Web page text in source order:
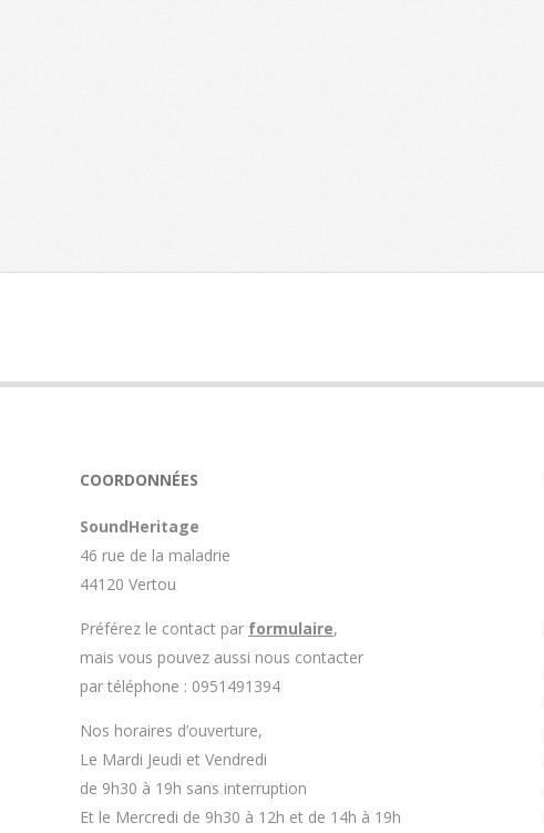
COORDONNÉES
SoundHeritage
46 rue de la maladrie
44120 Vertou
Préférez le contact par formulaire,
mais vous pouvez aussi nous contacter
par téléphone : 0951491394
Nos horaires d’ouverture,
Le Mardi Jeudi et Vendredi
de 9h30 à 19h sans interruption
Et le Mercredi de 9h30 à 12h et de 14h à 19h